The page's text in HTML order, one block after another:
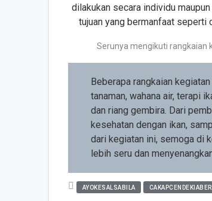
dilakukan secara individu
tujuan yang bermanfaat seperti
Serunya mengikuti rangkaian
Beberapa rangkaian
tanaman, wahana air, terapi
dan riang gembira. Dari
kesehatan dengan ikan,
dari kegiatan ini, semoga di
lebih seru dan
AYOKESALSABILA